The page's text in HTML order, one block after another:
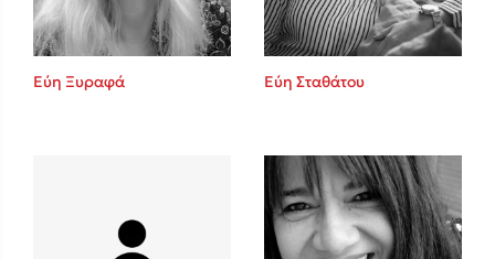
Εύη Ξυραφά Εύη Σταθάτου